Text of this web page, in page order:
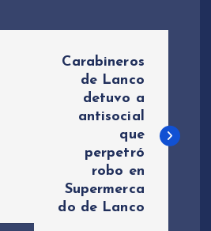
Carabineros
de Lanco
detuvo a
antisocial
que
perpetró
robo en
Supermerca
do de Lanco